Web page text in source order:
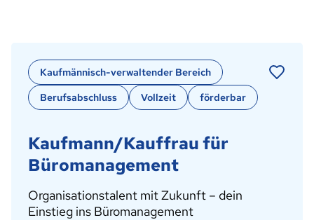
Kaufmännisch-verwaltender Bereich
Berufsabschluss
Vollzeit förderbar
Kaufmann/Kauffrau für
Büromanagement
Organisationstalent mit Zukunft – dein
Einstieg ins Büromanagement